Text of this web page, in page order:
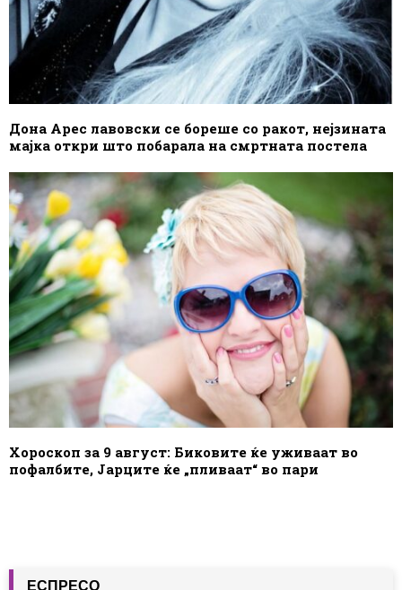
Дона Арес лавовски се бореше со ракот, нејзината
мајка откри што побарала на смртната постела
Хороскоп за 9 август: Биковите ќе уживаат во
пофалбите, Јарците ќе „пливаат“ во пари
ЕСПРЕСО